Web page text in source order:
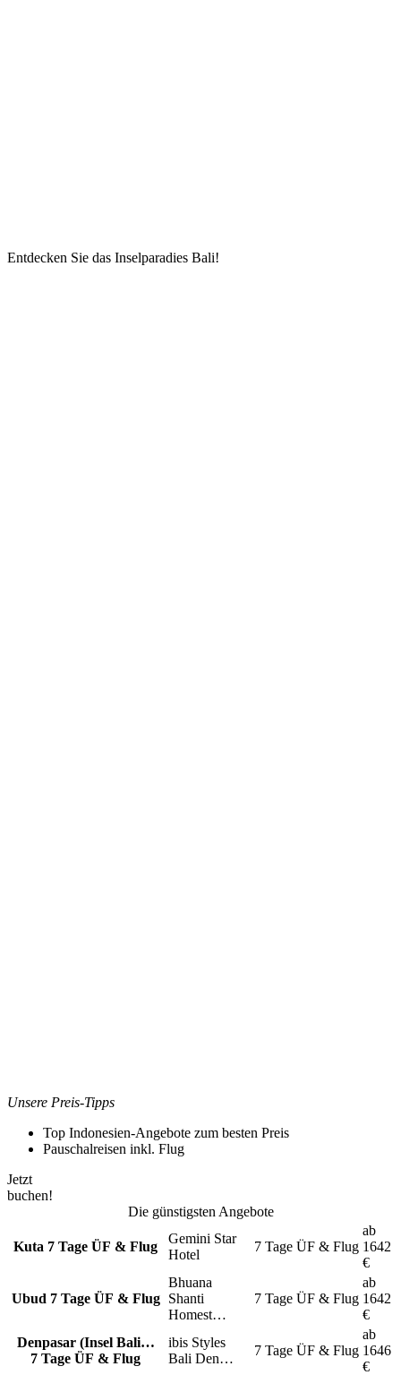
Entdecken Sie das Inselparadies Bali!
Unsere Preis-Tipps
Top Indonesien-Angebote zum besten Preis
Pauschalreisen inkl. Flug
Jetzt
buchen!
Die günstigsten Angebote
Kuta 7 Tage ÜF & Flug
Gemini Star
Hotel
7 Tage ÜF & Flug
ab
1642
€
Ubud 7 Tage ÜF & Flug
Bhuana
Shanti
Homest…
7 Tage ÜF & Flug
ab
1642
€
Denpasar (Insel Bali…
7 Tage ÜF & Flug
ibis Styles
Bali Den…
7 Tage ÜF & Flug
ab
1646
€